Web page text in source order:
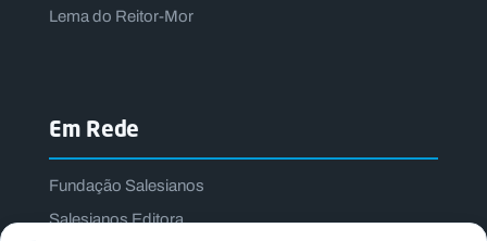
Lema do Reitor-Mor
Em Rede
Fundação Salesianos
Salesianos Editora